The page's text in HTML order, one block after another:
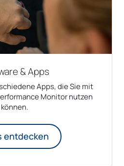
& Apps
Apps, die Sie mit
Monitor nutzen
können.
entdecken